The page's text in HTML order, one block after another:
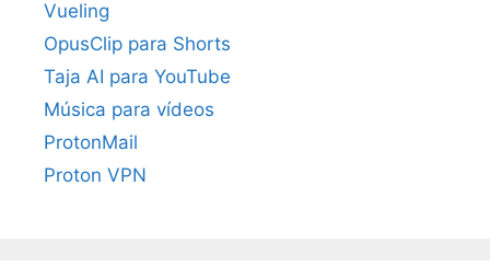
Vueling
OpusClip para Shorts
Taja AI para YouTube
Música para vídeos
ProtonMail
Proton VPN